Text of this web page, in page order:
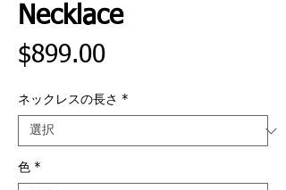
Necklace
$899.00価
ネックレスの長さ *
色 *